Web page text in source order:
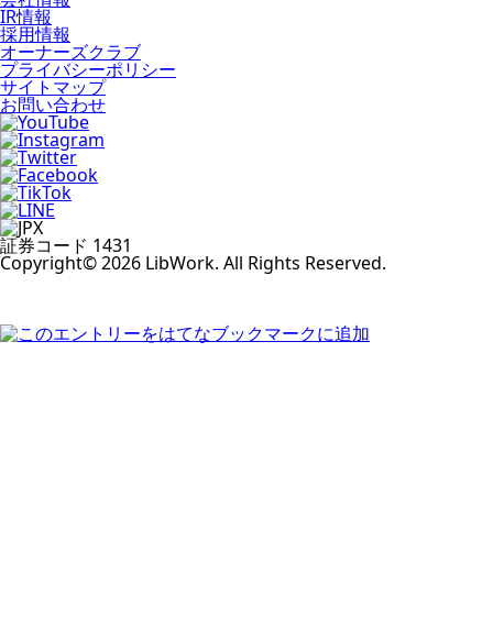
IR情報
採用情報
オーナーズクラブ
プライバシーポリシー
サイトマップ
お問い合わせ
証券コード 1431
Copyright© 2026 LibWork. All Rights Reserved.